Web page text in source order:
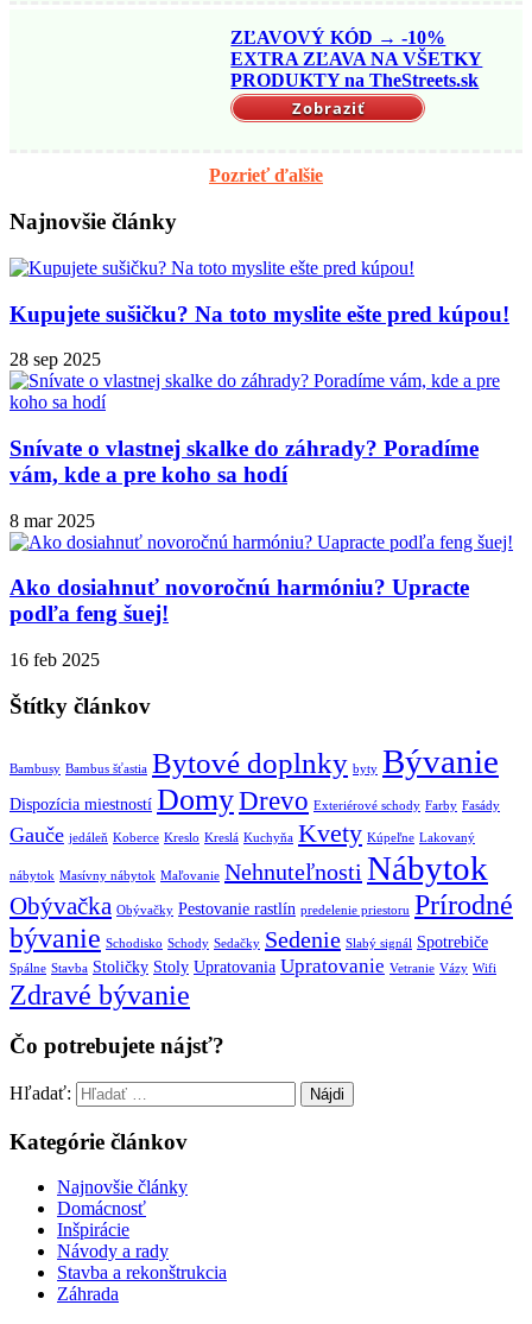
ZĽAVOVÝ KÓD → -10%
EXTRA ZĽAVA NA VŠETKY
PRODUKTY na TheStreets.sk
Zobraziť
Pozrieť ďalšie
Najnovšie články
Kupujete sušičku? Na toto myslite ešte pred kúpou!
28 sep 2025
Snívate o vlastnej skalke do záhrady? Poradíme
vám, kde a pre koho sa hodí
8 mar 2025
Ako dosiahnuť novoročnú harmóniu? Upracte
podľa feng šuej!
16 feb 2025
Štítky článkov
Bambusy Bambus šťastia Bytové doplnky byty Bývanie
Dispozícia miestností DomyDrevo Exteriérové schody Farby Fasády
Gauče jedáleň Koberce Kreslo Kreslá Kuchyňa Kvety Kúpeľne Lakovaný
nábytok Masívny nábytok Maľovanie Nehnuteľnosti Nábytok
Obývačka Obývačky Pestovanie rastlín predelenie priestoru Prírodné
bývanie Schodisko Schody Sedačky Sedenie Slabý signál Spotrebiče
Spálne Stavba Stoličky Stoly Upratovania Upratovanie Vetranie Vázy Wifi
Zdravé bývanie
Čo potrebujete nájsť?
Hľadať:
Kategórie článkov
Najnovšie články
Domácnosť
Inšpirácie
Návody a rady
Stavba a rekonštrukcia
Záhrada